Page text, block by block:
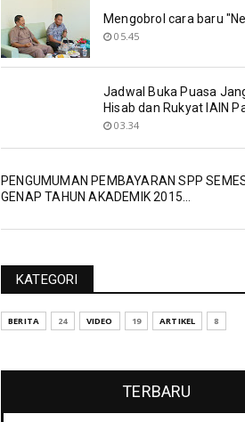
Mengobrol cara baru
05.45
Jadwal Buka Puasa
Hisab dan Rukyat IAIN
03.34
PENGUMUMAN PEMBAYARAN SPP
GENAP TAHUN AKADEMIK 2015...
KATEGORI
BERITA 24 VIDEO 19 ARTIKEL 8
TERBARU